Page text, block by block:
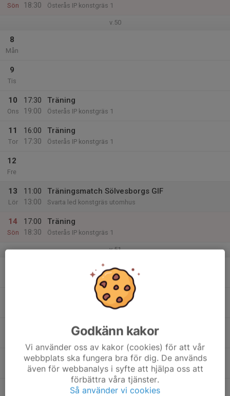
Sön
18:30
Österås IP konstgräs 1
v.50
8
Mån
9
Tis
10
Ons
17:30
19:00
Träning
Österås IP konstgräs 1
11
Tor
16:00
17:30
Träning
Österås IP konstgräs 1
12
Fre
13
Lör
11:00
13:00
Träningsmatch Sölvesborgs GIF
Svarta led konstgräs utomhus
14
Sön
17:00
18:30
Träning
Österås IP konstgräs 1
v.51
Träning
Österås IP konstgräs 1
17:30
19:00
Träning
Österås IP konstgräs 2
Godkänn kakor
Vi använder oss av kakor (cookies) för att vår
webbplats ska fungera bra för dig. De används
även för webbanalys i syfte att hjälpa oss att
förbättra våra tjänster.
Så använder vi cookies